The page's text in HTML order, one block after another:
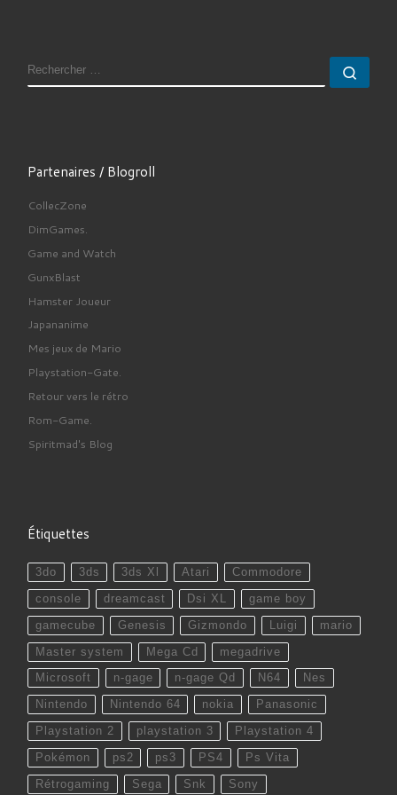
RECHERCHER
Partenaires / Blogroll
CollecZone
DimGames.
Game and Watch
GunxBlast
Hamster Joueur
Japananime
Mes jeux de Mario
Playstation-Gate.
Retour vers le rétro
Rom-Game.
Spiritmad's Blog
Étiquettes
3do 3ds 3ds Xl Atari Commodore
console dreamcast Dsi XL game boy
gamecube Genesis Gizmondo Luigi mario
Master system Mega Cd megadrive
Microsoft n-gage n-gage Qd N64 Nes
Nintendo Nintendo 64 nokia Panasonic
Playstation 2 playstation 3 Playstation 4
Pokémon ps2 ps3 PS4 Ps Vita
Rétrogaming Sega Snk Sony